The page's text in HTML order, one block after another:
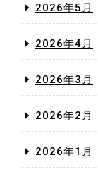
2026年5月
2026年4月
2026年3月
2026年2月
2026年1月